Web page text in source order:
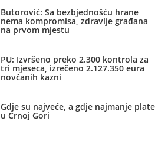
Butorović: Sa bezbjednošću hrane
nema kompromisa, zdravlje građana
na prvom mjestu
PU: Izvršeno preko 2.300 kontrola za
tri mjeseca, izrečeno 2.127.350 eura
novčanih kazni
Gdje su najveće, a gdje najmanje plate
u Crnoj Gori